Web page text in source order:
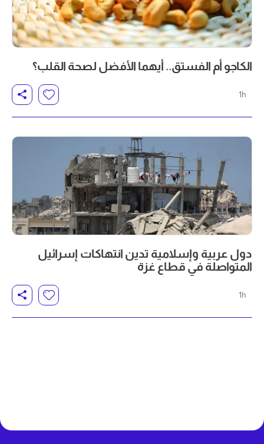
الكاجو أم الفستق.. أيهما الأفضل لصحة القلب؟
1h
دول عربية وإسلامية تدين انتهاكات إسرائيل
المتواصلة في قطاع غزة
1h